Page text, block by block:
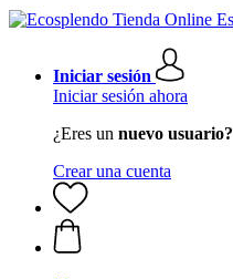
Iniciar sesión
Iniciar sesión ahora
¿Eres un nuevo usuario?
Crear una cuenta